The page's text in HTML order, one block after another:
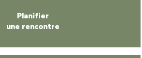
Planifier
une rencontre